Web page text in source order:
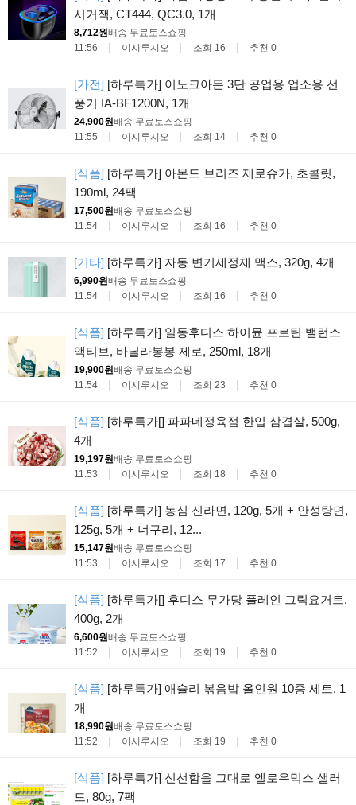
시거잭, CT444, QC3.0, 1개
8,712원배송 무료토스쇼핑
11:56
이시루시오 조회 16 추천 0
[가전] [하루특가] 이노크아든 3단 공업용 업소용 선
풍기 IA-BF1200N, 1개
24,900원배송 무료토스쇼핑
11:55
이시루시오 조회 14 추천 0
[식품] [하루특가] 아몬드 브리즈 제로슈가, 초콜릿,
190ml, 24팩
17,500원배송 무료토스쇼핑
11:54
이시루시오 조회 16 추천 0
[기타] [하루특가] 자동 변기세정제 맥스, 320g, 4개
6,990원배송 무료토스쇼핑
11:54
이시루시오 조회 16 추천 0
[식품] [하루특가] 일동후디스 하이뮨 프로틴 밸런스
액티브, 바닐라봉봉 제로, 250ml, 18개
19,900원배송 무료토스쇼핑
11:54
이시루시오 조회 23 추천 0
[식품] [하루특가[] 파파네정육점 한입 삼겹살, 500g,
4개
19,197원배송 무료토스쇼핑
11:53
이시루시오 조회 18 추천 0
[식품] [하루특가] 농심 신라면, 120g, 5개 + 안성탕면,
125g, 5개 + 너구리, 12...
15,147원배송 무료토스쇼핑
11:53
이시루시오 조회 17 추천 0
[식품] [하루특가[] 후디스 무가당 플레인 그릭요거트,
400g, 2개
6,600원배송 무료토스쇼핑
11:52
이시루시오 조회 19 추천 0
[식품] [하루특가] 애슐리 볶음밥 올인원 10종 세트, 1
개
18,990원배송 무료토스쇼핑
11:52
이시루시오 조회 19 추천 0
[식품] [하루특가] 신선함을 그대로 엘로우믹스 샐러
드, 80g, 7팩